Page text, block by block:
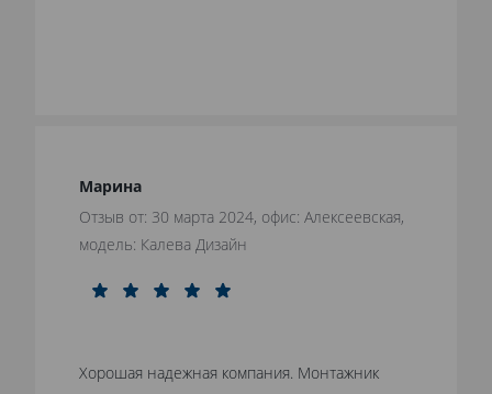
Марина
Отзыв от: 30 марта 2024, офис: Алексеевская,
модель: Калева Дизайн
Хорошая надежная компания. Монтажник